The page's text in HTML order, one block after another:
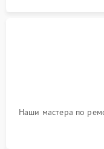
Наши мастера по